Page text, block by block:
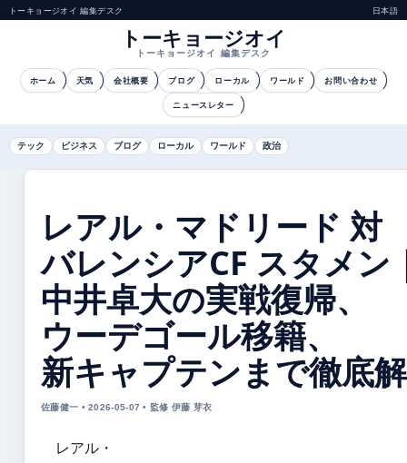
トーキョージオイ 編集デスク 日本語
トーキョージオイ
トーキョージオイ 編集デスク
ホーム 天気 会社概要 ブログ ローカル ワールド お問い合わせ
ニュースレター
テック ビジネス ブログ ローカル ワールド 政治
レアル・マドリード 対
バレンシアCF スタメン
中井卓大の実戦復帰、
ウーデゴール移籍、
新キャプテンまで徹底
佐藤健一 • 2026-05-07 • 監修 伊藤 芽衣
レアル・